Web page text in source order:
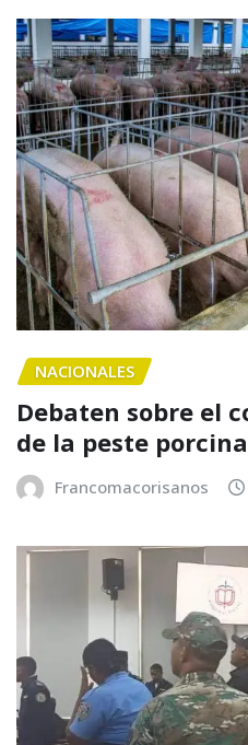
NACIONALES
Debaten sobre el
de la peste porcina
Francomacorisanos